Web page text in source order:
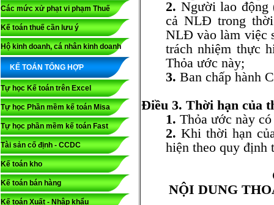
Các mức xử phạt vi phạm Thuế
Kế toán thuế cần lưu ý
Hộ kinh doanh, cá nhân kinh doanh
KẾ TOÁN TỔNG HỢP
Tự học Kế toán trên Excel
Tự học Phần mềm kế toán Misa
Tự học phần mềm kế toán Fast
Tài sản cố định - CCDC
Kế toán kho
Kế toán bán hàng
Kế toán Xuất - Nhập khẩu
2. Người lao
cả NLĐ trong
NLĐ vào làm việc
trách nhiệm thực
Thỏa ước này;
3. Ban chấp hành
Điều 3. Thời hạn của
1. Thỏa ước này
2. Khi thời hạn
hiện theo quy định
NỘI DUNG